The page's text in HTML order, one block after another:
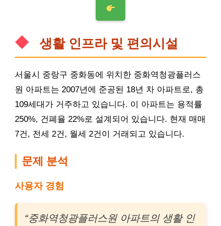
생활 인프라 및 편의시설
서울시 중랑구 중화동에 위치한 중화역청광플러스
원 아파트는 2007년에 준공된 18년 차 아파트로, 총
109세대가 거주하고 있습니다. 이 아파트는 용적률
250%, 건폐율 22%로 설계되어 있습니다. 현재 매매
7건, 전세 2건, 월세 2건이 거래되고 있습니다.
문제 분석
사용자 경험
“중화역청광플러스원 아파트의 생활 인